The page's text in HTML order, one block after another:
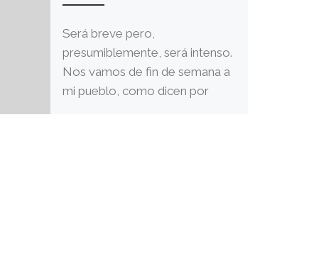
Será breve pero,
presumiblemente, será intenso.
Nos vamos de fin de semana a
mi pueblo, como dicen por